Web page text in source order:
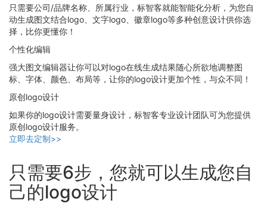
只需要公司/品牌名称、所属行业，标智客就能智能化分析，为您自
动生成图文结合logo、文字logo、徽章logo等多种创意设计供你选
择，比你更懂你！
个性化编辑
强大图文编辑器让你可以对logo在线生成结果随心所欲地调整图
标、字体、颜色、布局等，让你的logo设计更加个性，与众不同！
原创logo设计
如果你的logo设计需要量身设计，标智客专业设计团队可为您提供
原创logo设计服务。
立即去定制>>
只需要6步，您就可以生成您自
己的logo设计